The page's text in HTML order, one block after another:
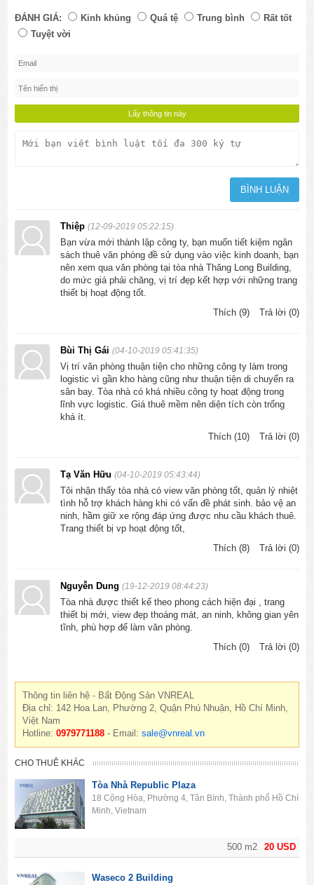
ĐÁNH GIÁ: Kinh khủng Quá tệ Trung bình
Rất tốt
Tuyệt vời
Thiệp(12-09-2019 05:22:15)
Bạn vừa mới thành lập công ty, bạn muốn tiết kiệm ngân
sách thuê văn phòng đề sử dụng vào việc kinh doanh, bạn
nên xem qua văn phòng tại tòa nhà Thăng Long Building,
do mức giá phải chăng, vị trí đẹp kết hợp với những trang
thiết bị hoạt động tốt.
Thích (9)
Trả lời (0)
Bùi Thị Gái(04-10-2019 05:41:35)
Vị trí văn phòng thuận tiện cho những công ty làm trong
logistic vì gần kho hàng cũng như thuận tiện di chuyển ra
sân bay. Tòa nhà có khá nhiều công ty hoạt động trong
lĩnh vực logistic. Giá thuê mềm nên diện tích còn trống
khá ít.
Thích (10)
Trả lời (0)
Tạ Văn Hữu(04-10-2019 05:43:44)
Tôi nhận thấy tòa nhà có view văn phòng tốt, quản lý nhiệt
tình hỗ trợ khách hàng khi có vấn đề phát sinh. bảo vệ an
ninh, hầm giữ xe rộng đáp ứng được nhu cầu khách thuê.
Trang thiết bị vp hoạt động tốt,
Thích (8)
Trả lời (0)
Nguyễn Dung(19-12-2019 08:44:23)
Tòa nhà được thiết kế theo phong cách hiện đại , trang
thiết bị mới, view đẹp thoáng mát, an ninh, không gian yên
tĩnh, phù hợp để làm văn phòng.
Thích (0)
Trả lời (0)
Thông tin liên hệ - Bất Động Sản VNREAL
Địa chỉ: 142 Hoa Lan, Phường 2, Quận Phú Nhuận, Hồ Chí Minh,
Việt Nam
Hotline:0979771188 - Email:sale@vnreal.vn
CHO THUÊ KHÁC
20 USD
500 m2
Tòa Nhà Republic Plaza
18 Cộng Hòa, Phường 4, Tân Bình, Thành phố Hồ Chí
Minh, Vietnam
Waseco 2 Building